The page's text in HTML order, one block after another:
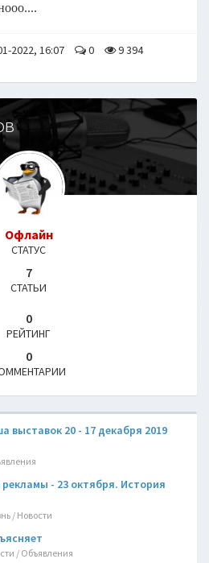
2022, 16:07 0 9 394
Офлайн
СТАТУС
7
СТАТЬИ
0
РЕЙТИНГ
0
выставок 20 - 17 декабря 2019
- 23 октября. История
/ Новости
/ Объявления